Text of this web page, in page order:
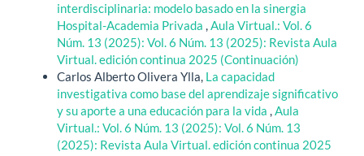
interdisciplinaria: modelo basado en la sinergia
Hospital-Academia Privada ,Aula Virtual.: Vol. 6
Núm. 13 (2025): Vol. 6 Núm. 13 (2025): Revista Aula
Virtual. edición continua 2025 (Continuación)
Carlos Alberto Olivera Ylla, La capacidad
investigativa como base del aprendizaje significativo
y su aporte a una educación para la vida ,Aula
Virtual.: Vol. 6 Núm. 13 (2025): Vol. 6 Núm. 13
(2025): Revista Aula Virtual. edición continua 2025